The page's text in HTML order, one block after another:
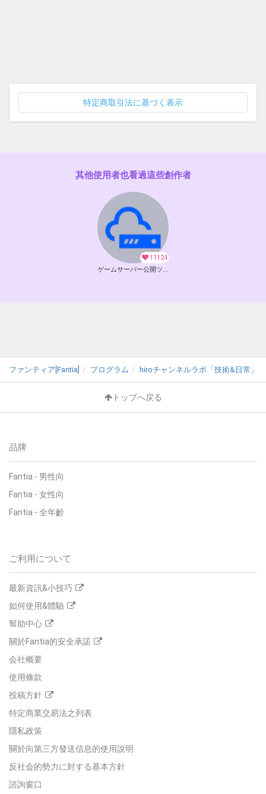
特定商取引法に基づく表示
其他使用者也看過這些創作者
11124
ゲームサーバー公開ツール の開発支援
ファンティア[Fantia] プログラム hiroチャンネルラボ「技術&日常」
トップへ戻る
品牌
Fantia - 男性向
Fantia - 女性向
Fantia - 全年齡
ご利用について
最新資訊&小技巧
如何使用&體驗
幫助中心
關於Fantia的安全承諾
会社概要
使用條款
投稿方針
特定商業交易法之列表
隱私政策
關於向第三方發送信息的使用說明
反社会的勢力に対する基本方針
諮詢窗口